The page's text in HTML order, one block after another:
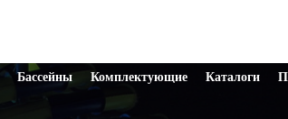
Бассейны Комплектующие Каталоги